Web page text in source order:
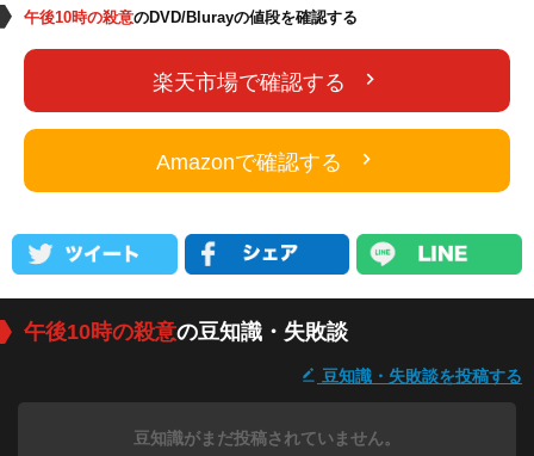
午後10時の殺意のDVD/Blurayの値段を確認する
楽天市場で確認する
Amazonで確認する
午後10時の殺意の豆知識・失敗談
豆知識・失敗談を投稿する
豆知識がまだ投稿されていません。